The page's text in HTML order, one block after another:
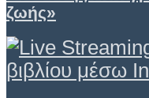
ζωής»